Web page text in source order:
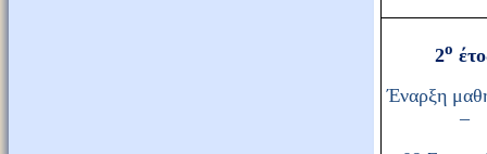
2ο
Έναρξη
–